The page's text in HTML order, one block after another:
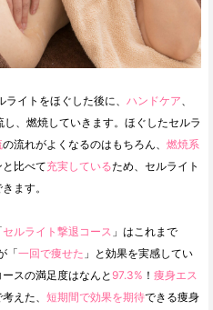
イトをほぐした後に、 ハンドケア
し、燃焼していきます。ほぐしたセルラ
の流れがよくなるのはもちろん、 燃焼系
比べて充実しているため、セルライト
ます。
セルライト撃退コース 」はこれまで
「一回で痩せた 」と効果を実感してい
スの満足度はなんと97.3% ！ 痩身エス
えた、 短期間で効果を期待できる痩身